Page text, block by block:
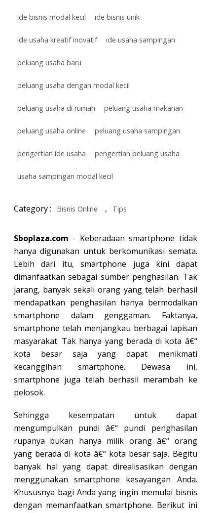
ide bisnis modal kecil ide bisnis unik
ide usaha kreatif inovatif ide usaha sampingan
peluang usaha baru
peluang usaha dengan modal kecil
peluang usaha di rumah peluang usaha makanan
peluang usaha online peluang usaha sampingan
pengertian ide usaha pengertian peluang usaha
usaha sampingan modal kecil
Category : Bisnis Online , Tips
Sboplaza.com - Keberadaan smartphone tidak
hanya digunakan untuk berkomunikasi semata.
Lebih dari itu, smartphone juga kini dapat
dimanfaatkan sebagai sumber penghasilan. Tak
jarang, banyak sekali orang yang telah berhasil
mendapatkan penghasilan hanya bermodalkan
smartphone dalam genggaman. Faktanya,
smartphone telah menjangkau berbagai lapisan
masyarakat. Tak hanya yang berada di kota â€“
kota besar saja yang dapat menikmati
kecanggihan smartphone. Dewasa ini,
smartphone juga telah berhasil merambah ke
pelosok.
Sehingga kesempatan untuk dapat
mengumpulkan pundi â€“ pundi penghasilan
rupanya bukan hanya milik orang â€“ orang
yang berada di kota â€“ kota besar saja. Begitu
banyak hal yang dapat direalisasikan dengan
menggunakan smartphone kesayangan Anda.
Khususnya bagi Anda yang ingin memulai bisnis
dengan memanfaatkan smartphone. Berikut ini